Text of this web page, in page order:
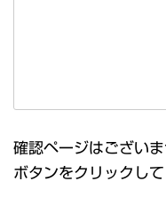
確認ページはござい
ボタンをクリックして